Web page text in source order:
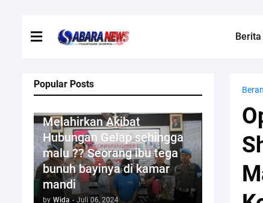
Popular Posts
Melahirkan Akibat
Hubungan Gelap sehingga
malu ?? Seorang ibu tega
bunuh bayinya di kamar
mandi
by Wida - Juli 06, 2024